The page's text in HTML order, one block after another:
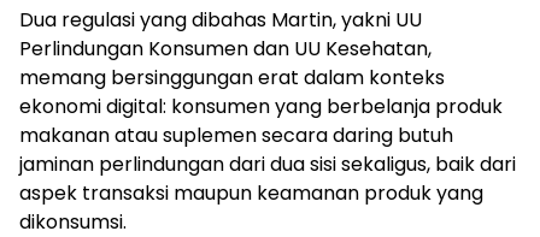
Dua regulasi yang dibahas Martin, yakni UU
Perlindungan Konsumen dan UU Kesehatan,
memang bersinggungan erat dalam konteks
ekonomi digital: konsumen yang berbelanja produk
makanan atau suplemen secara daring butuh
jaminan perlindungan dari dua sisi sekaligus, baik dari
aspek transaksi maupun keamanan produk yang
dikonsumsi.